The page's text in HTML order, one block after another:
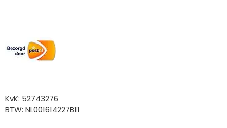
KvK: 52743276
BTW: NL001614227B11